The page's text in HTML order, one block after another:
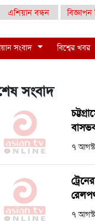
এশিয়ান বন্ধন বিজ্ঞাপন
সংবাদ বিশ্বের খবর
সংবাদ
৭
৭